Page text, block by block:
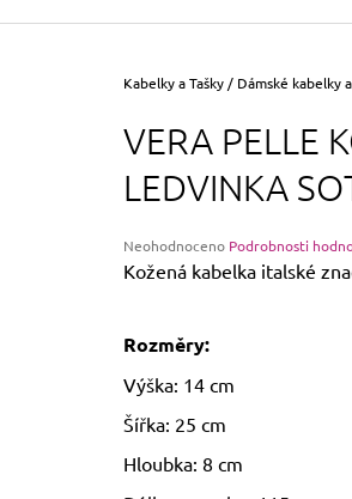
Domů
Kabelky a Tašky / Dámské kabelky
VERA PELLE
LEDVINKA
Průměrné
hodnocení
z
hvězdiček.
Neohodnoceno Podrobnosti
Kožená kabelka italské
Rozměry:
Výška: 14 cm
Šířka: 25 cm
Hloubka: 8 cm